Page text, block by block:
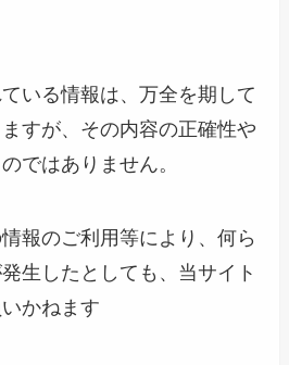
いる情報は、万全を期して
すが、その内容の正確性や
ではありません。
報のご利用等により、何ら
生したとしても、当サイト
かねます